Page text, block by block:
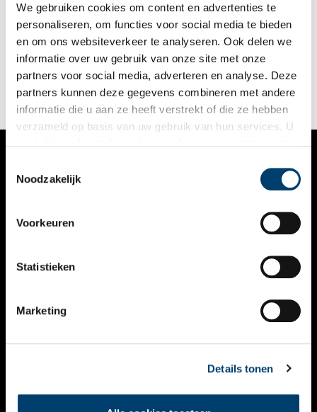
We gebruiken cookies om content en advertenties te
personaliseren, om functies voor social media te bieden
en om ons websiteverkeer te analyseren. Ook delen we
informatie over uw gebruik van onze site met onze
partners voor social media, adverteren en analyse. Deze
partners kunnen deze gegevens combineren met andere
informatie die u aan ze heeft verstrekt of die ze hebben
verzameld op basis van uw gebruik van hun services. U
Noodzakelijk
Voorkeuren
Statistieken
Marketing
Details tonen
Op dinsdag 22 oktober 1811 woonden keizer Napoleon en
echtgenote Marie Louise een groot bal bij in Felix Meritis. Het
feest was georganiseerd door de gemeente Amsterdam. Het
keizerlijk paar verbleef twee weken in Amsterdam, als
onderdeel van een reis door Holland.
VERHALEN
KALENDER
THEMA’S
VIDEO’S
CONTACT